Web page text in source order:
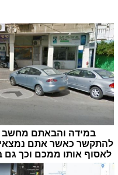
במידה והבאתם מחשב
להתקשר כאשר אתם
לאסוף אותו ממכם וכך